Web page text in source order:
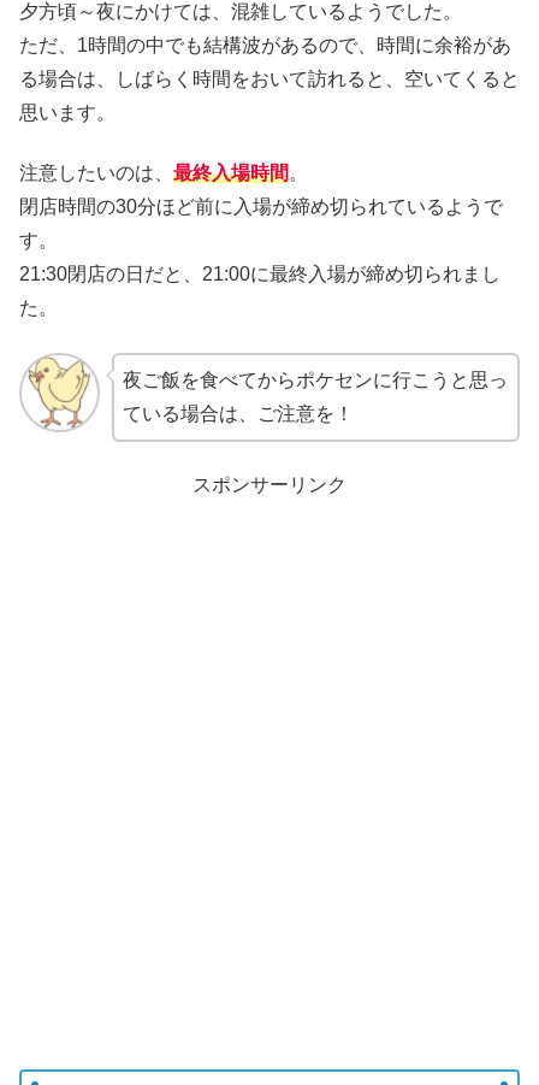
夕方頃～夜にかけては、混雑しているようでした。
ただ、1時間の中でも結構波があるので、時間に余裕があ
る場合は、しばらく時間をおいて訪れると、空いてくると
思います。
注意したいのは、 最終入場時間。
閉店時間の30分ほど前に入場が締め切られているようで
す。
21:30閉店の日だと、21:00に最終入場が締め切られまし
た。
夜ご飯を食べてからポケセンに行こうと思っ
ている場合は、ご注意を！
スポンサーリンク